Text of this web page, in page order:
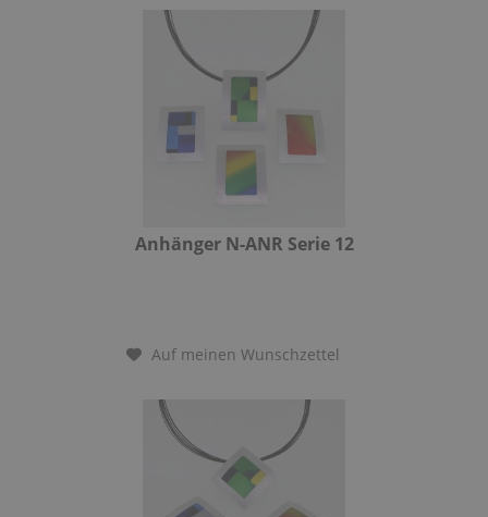
Anhänger N-ANR Serie 12
Auf meinen Wunschzettel